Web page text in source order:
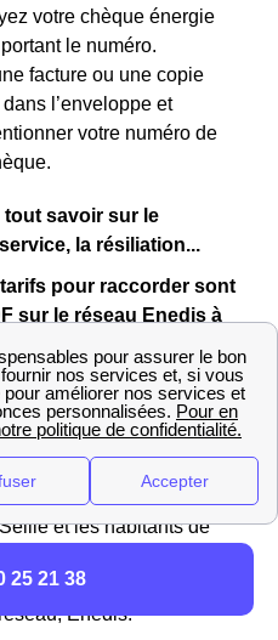
votre chèque énergie
le numéro.
facture ou une copie
l’enveloppe et
votre numéro de
tout savoir sur le
la résiliation...
pour raccorder sont
sur le réseau Enedis à
dans un logement
devrez alors déposer une
d’Enedis Meurthe-et-
et les habitants de
demande sur le site
Enedis.
25 21 38